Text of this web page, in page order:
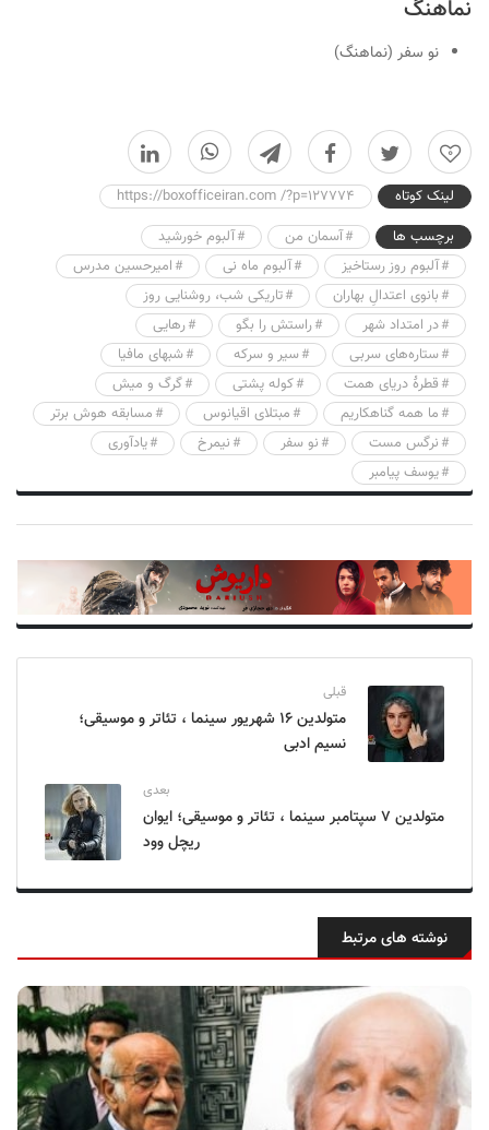
نماهنگ
نو سفر (نماهنگ)
0
لینک کوتاه
https://boxofficeiran.com /?p=127774
برچسب ها
آسمان من
آلبوم خورشید
آلبوم روز رستاخیز
آلبوم ماه نی
امیرحسین مدرس
بانوی اعتدالِ بهاران
تاریکی شب، روشنایی روز
در امتداد شهر
راستش را بگو
رهایی
ستاره‌های سربی
سیر و سرکه
شبهای مافیا
قطرهٔ دریای همت
کوله پشتی
گرگ و میش
ما همه گناهکاریم
مبتلای اقیانوس
مسابقه هوش برتر
نرگس مست
نو سفر نیمرخ
یادآوری
یوسف پیامبر
قبلی
متولدین ۱۶ شهریور سینما ، تئاتر و موسیقی؛
نسیم ادبی
بعدی
متولدین ۷ سپتامبر سینما ، تئاتر و موسیقی؛ ایوان
ریچل وود
نوشته های مرتبط